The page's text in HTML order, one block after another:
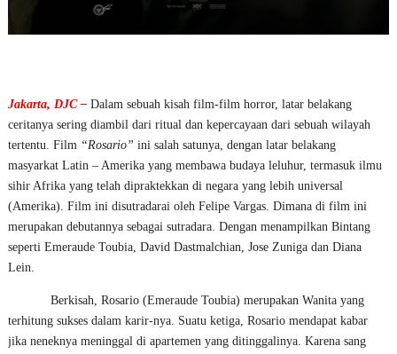
Jakarta, DJC – Dalam sebuah kisah film-film horror, latar belakang
ceritanya sering diambil dari ritual dan kepercayaan dari sebuah wilayah
tertentu. Film “Rosario” ini salah satunya, dengan latar belakang
masyarkat Latin – Amerika yang membawa budaya leluhur, termasuk ilmu
sihir Afrika yang telah dipraktekkan di negara yang lebih universal
(Amerika). Film ini disutradarai oleh Felipe Vargas. Dimana di film ini
merupakan debutannya sebagai sutradara. Dengan menampilkan Bintang
seperti Emeraude Toubia, David Dastmalchian, Jose Zuniga dan Diana
Lein.
Berkisah, Rosario (Emeraude Toubia) merupakan Wanita yang
terhitung sukses dalam karir-nya. Suatu ketiga, Rosario mendapat kabar
jika neneknya meninggal di apartemen yang ditinggalinya. Karena sang